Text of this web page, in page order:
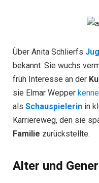
Über Anita Schlierfs
bekannt. Sie wuchs
früh Interesse an der
sie Elmar Wepper
als Schauspielerin in
Karriereweg, den sie
Familie zurückstellte.
Alter und